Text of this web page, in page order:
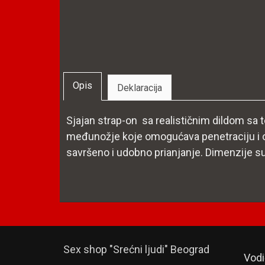
Opis Deklaracija
Sjajan strap-on sa realističnim dildom sa
međunožje koje omogućava penetraciju i
savršeno i udobno prianjanje. Dimenzije
Sex shop "Srećni ljudi" Beograd